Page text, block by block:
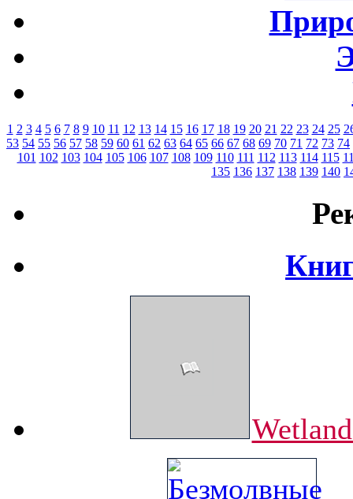
1 2 3 4 5 6 7 8 9 10 11 12 13 14 15 16 17 18 19 20 21 22 23 24 25
53 54 55 56 57 58 59 60 61 62 63 64 65 66 67 68 69 70 71 72 73 74
101 102 103 104 105 106 107 108 109 110 111 112 113 114 115
135 136 137 138 139 140